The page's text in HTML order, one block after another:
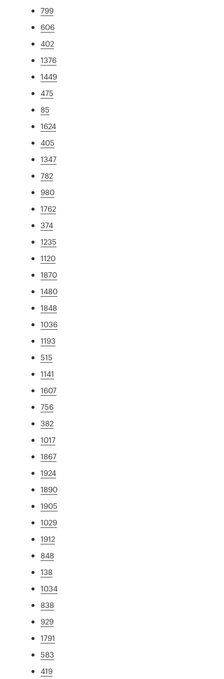
799
606
402
1376
1449
475
85
1624
405
1347
782
980
1762
374
1235
1120
1870
1480
1848
1036
1193
515
1141
1607
756
382
1017
1867
1924
1890
1905
1029
1912
848
138
1034
838
929
1791
583
419